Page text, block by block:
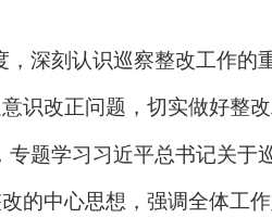
深刻认识巡察整改工作的
识改正问题，切实做好整改
题学习习近平总书记关于
的中心思想，强调全体工